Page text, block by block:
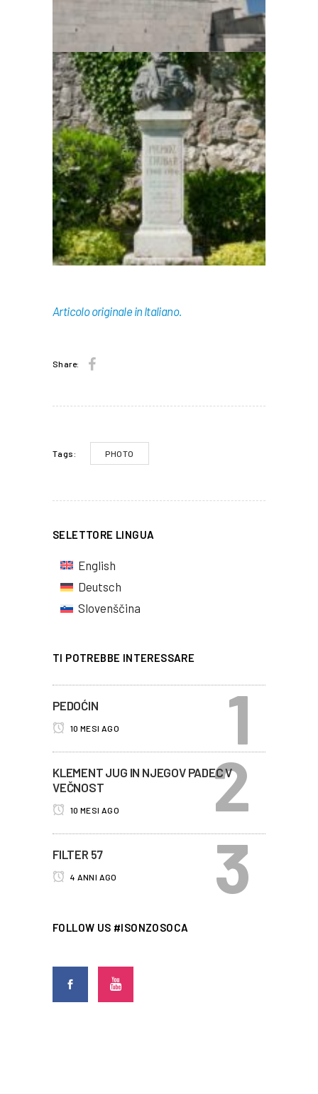
Articolo originale in Italiano.
Share:
Tags: PHOTO
SELETTORE LINGUA
English
Deutsch
Slovenščina
TI POTREBBE INTERESSARE
PEDOĆIN
10 MESI AGO
KLEMENT JUG IN NJEGOV PADEC V
VEČNOST
10 MESI AGO
FILTER 57
4 ANNI AGO
FOLLOW US #ISONZOSOCA